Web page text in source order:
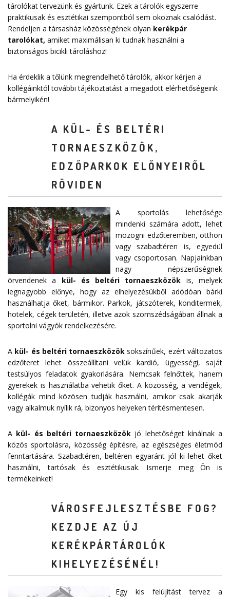
tárolókat tervezünk és gyártunk. Ezek a tárolók egyszerre
praktikusak és esztétikai szempontból sem okoznak csalódást.
Rendeljen a társasház közösségének olyan kerékpár
tarolókat, amiket maximálisan ki tudnak használni a
biztonságos bicikli tároláshoz!
Ha érdeklik a tőlünk megrendelhető tárolók, akkor kérjen a
kollégáinktól további tájékoztatást a megadott elérhetőségeink
bármelyikén!
A KÜL- ÉS BELTÉRI
TORNAESZKÖZÖK,
EDZŐPARKOK ELŐNYEIRŐL
RÖVIDEN
A sportolás lehetősége
mindenki számára adott, lehet
mozogni edzőteremben, otthon
vagy szabadtéren is, egyedül
vagy csoportosan. Napjainkban
nagy népszerűségnek
örvendenek a kül- és beltéri tornaeszközök is, melyek
legnagyobb előnye, hogy az elhelyezésükből adódóan bárki
használhatja őket, bármikor. Parkok, játszóterek, konditermek,
hotelek, cégek területén, illetve azok szomszédságában állnak a
sportolni vágyók rendelkezésére.
A kül- és beltéri tornaeszközök sokszínűek, ezért változatos
edzőteret lehet összeállítani velük kardió, ügyességi, saját
testsúlyos feladatok gyakorlására. Nemcsak felnőttek, hanem
gyerekek is használatba vehetik őket. A közösség, a vendégek,
kollégák mind közösen tudják használni, amikor csak akarják
vagy alkalmuk nyílik rá, bizonyos helyeken térítésmentesen.
A kül- és beltéri tornaeszközök jó lehetőséget kínálnak a
közös sportolásra, közösség építésre, az egészséges életmód
fenntartására. Szabadtéren, beltéren egyaránt jól ki lehet őket
használni, tartósak és esztétikusak. Ismerje meg Ön is
termékeinket!
VÁROSFEJLESZTÉSBE FOG?
KEZDJE AZ ÚJ
KERÉKPÁRTÁROLÓK
KIHELYEZÉSÉNÉL!
Egy kis felújítást tervez a